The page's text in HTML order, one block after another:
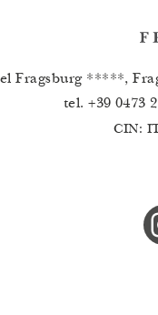
Fragsburg *****,
tel.+39 0473
CIN: